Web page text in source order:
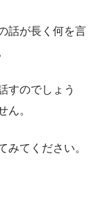
話が長く何を言
すのでしょう
ん。
みてください。